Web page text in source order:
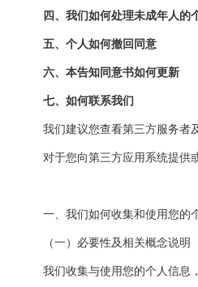
四、我们如何处理未成年人的
五、个人如何撤回同意
六、本告知同意书如何更新
七、如何联系我们
我们建议您查看第三方服务者
对于您向第三方应用系统提供
一、我们如何收集和使用您的
（一）必要性及相关概念说明
我们收集与使用您的个人信息